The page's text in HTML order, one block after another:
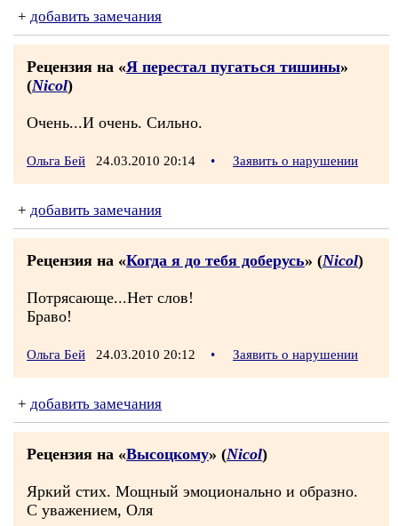
+ добавить замечания
Рецензия на «Я перестал пугаться тишины»
(Nicol)
Очень...И очень. Сильно.
Ольга Бей 24.03.2010 20:14 • Заявить о нарушении
+ добавить замечания
Рецензия на «Когда я до тебя доберусь» (Nicol)
Потрясающе...Нет слов!
Браво!
Ольга Бей 24.03.2010 20:12 • Заявить о нарушении
+ добавить замечания
Рецензия на «Высоцкому» (Nicol)
Яркий стих. Мощный эмоционально и образно.
С уважением, Оля